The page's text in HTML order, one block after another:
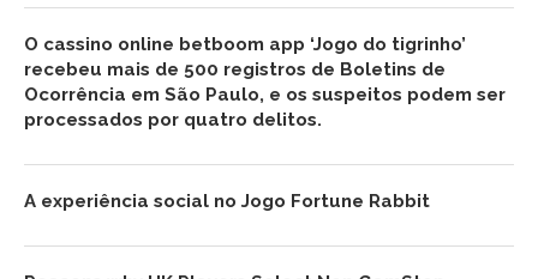
O cassino online betboom app ‘Jogo do tigrinho’
recebeu mais de 500 registros de Boletins de
Ocorrência em São Paulo, e os suspeitos podem ser
processados por quatro delitos.
A experiência social no Jogo Fortune Rabbit